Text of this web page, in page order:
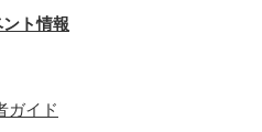
ト情報
ガイド